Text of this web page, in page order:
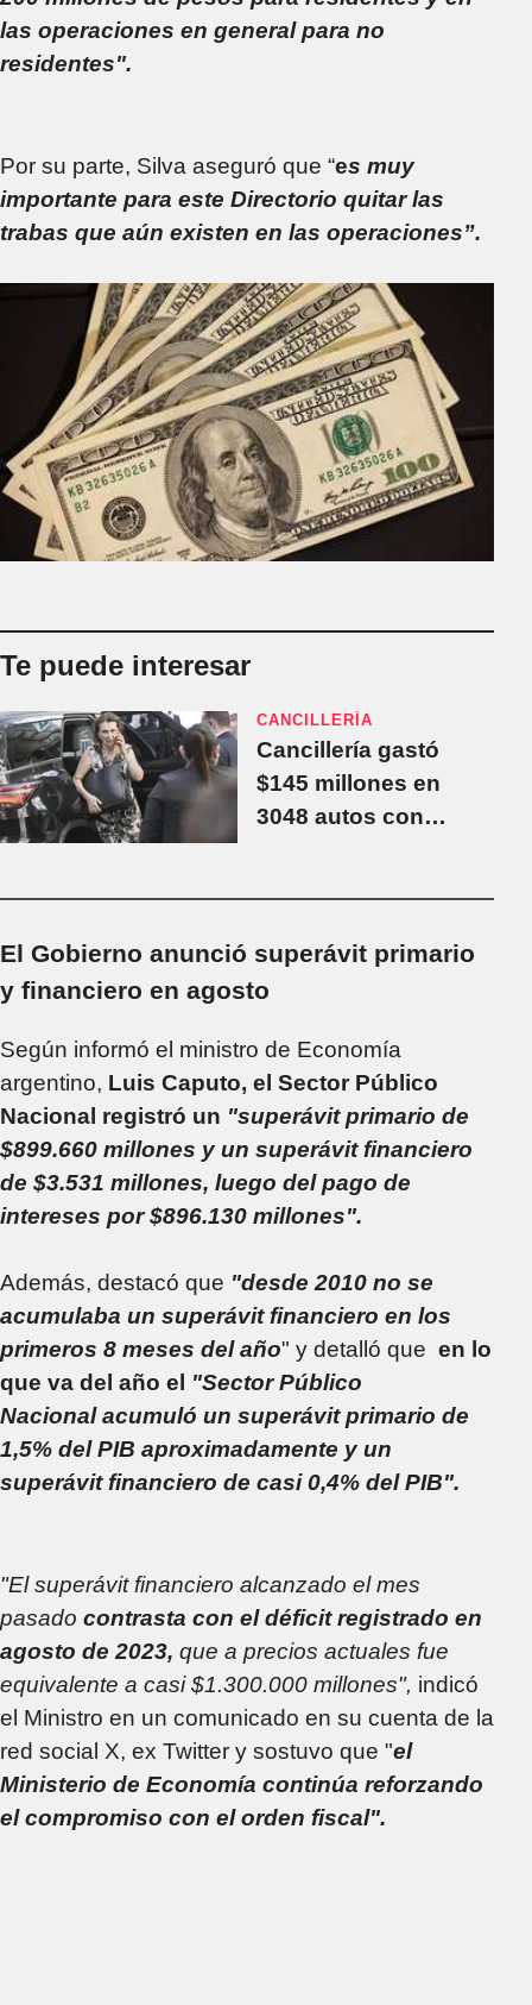
las operaciones en general para no
residentes".
Por su parte, Silva aseguró que “es muy
importante para este Directorio quitar las
trabas que aún existen en las operaciones”.
Te puede interesar
CANCILLERÍA
Cancillería gastó
$145 millones en
3048 autos con
El Gobierno anunció superávit primario
y financiero en agosto
Según informó el ministro de Economía
argentino, Luis Caputo, el Sector Público
Nacional registró un "superávit primario de
$899.660 millones y un superávit financiero
de $3.531 millones, luego del pago de
intereses por $896.130 millones".
Además, destacó que "desde 2010 no se
acumulaba un superávit financiero en los
primeros 8 meses del año" y detalló que en lo
que va del año el "Sector Público
Nacional acumuló un superávit primario de
1,5% del PIB aproximadamente y un
superávit financiero de casi 0,4% del PIB".
"El superávit financiero alcanzado el mes
pasado contrasta con el déficit registrado en
agosto de 2023, que a precios actuales fue
equivalente a casi $1.300.000 millones", indicó
el Ministro en un comunicado en su cuenta de la
red social X, ex Twitter y sostuvo que "el
Ministerio de Economía continúa reforzando
el compromiso con el orden fiscal".